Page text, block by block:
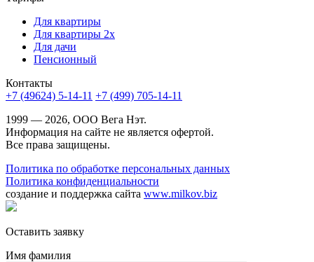
Для квартиры
Для квартиры 2х
Для дачи
Пенсионный
Контакты
+7 (49624) 5-14-11 +7 (499) 705-14-11
1999 — 2026, ООО Вега Нэт.
Информация на сайте не является офертой.
Все права защищены.
Политика по обработке персональных данных
Политика конфиденциальности
создание и поддержка сайта www.milkov.biz
Оставить заявку
Имя фамилия